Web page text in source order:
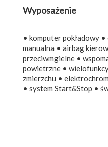
Wyposażenie
• komputer pokładowy
manualna • airbag
przeciwmgielne •
powietrzne •
zmierzchu •
• system Start&Stop •